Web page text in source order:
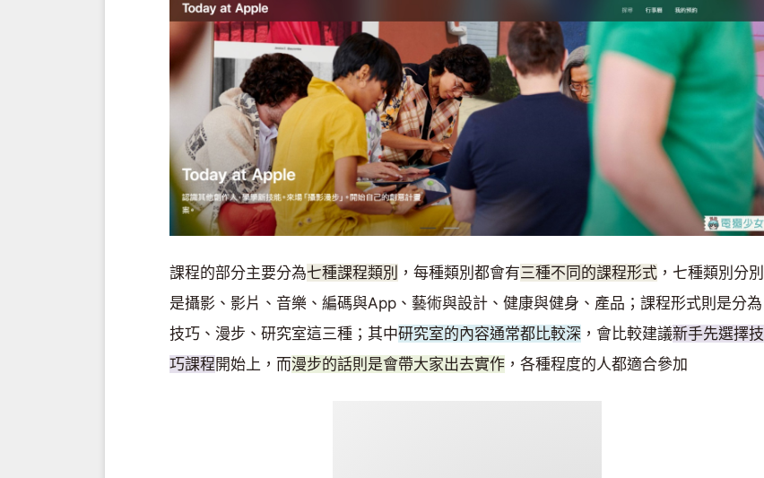
課程的部分主要分為七種課程類別 ，每種類別都會有三種不同的課程形式 ，七種類別分別
是攝影、影片、音樂、編碼與App、藝術與設計、健康與健身、產品；課程形式則是分為
技巧、漫步、研究室這三種；其中研究室的內容通常都比較深 ，會比較建議新手先選擇技
巧課程開始上，而漫步的話則是會帶大家出去實作 ，各種程度的人都適合參加